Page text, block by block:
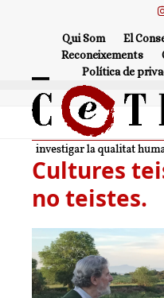
Qui Som El
Reconeixements
Política de
Open
mobile
menu
Close
mobile
menu
Cultures
no teistes.